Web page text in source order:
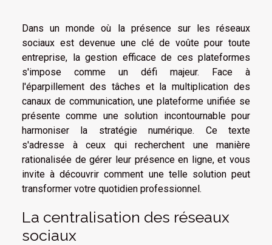
Dans un monde où la présence sur les réseaux
sociaux est devenue une clé de voûte pour toute
entreprise, la gestion efficace de ces plateformes
s'impose comme un défi majeur. Face à
l'éparpillement des tâches et la multiplication des
canaux de communication, une plateforme unifiée se
présente comme une solution incontournable pour
harmoniser la stratégie numérique. Ce texte
s'adresse à ceux qui recherchent une manière
rationalisée de gérer leur présence en ligne, et vous
invite à découvrir comment une telle solution peut
transformer votre quotidien professionnel.
La centralisation des réseaux
sociaux